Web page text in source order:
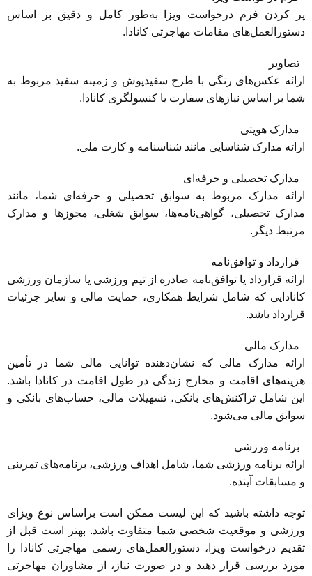
پر کردن فرم درخواست ویزا به‌طور کامل و دقیق بر اساس
دستورالعمل‌های مقامات مهاجرتی کانادا.
تصاویر
ارائه عکس‌های رنگی با طرح سفیدپوش و زمینه سفید مربوط به
شما بر اساس نیازهای سفارت یا کنسولگری کانادا.
مدارک هویتی
ارائه مدارک شناسایی مانند شناسنامه و کارت ملی.
مدارک تحصیلی و حرفه‌ای
ارائه مدارک مربوط به سوابق تحصیلی و حرفه‌ای شما، مانند
مدارک تحصیلی، گواهی‌نامه‌ها، سوابق شغلی، مجوزها و مدارک
مرتبط دیگر.
قرارداد و توافق‌نامه
ارائه قرارداد یا توافق‌نامه صادره از تیم ورزشی یا سازمان ورزشی
کانادایی که شامل شرایط همکاری، حمایت مالی و سایر جزئیات
قرارداد باشد.
مدارک مالی
ارائه مدارک مالی که نشان‌دهنده توانایی مالی شما در تأمین
هزینه‌های اقامت و مخارج زندگی در طول اقامت در کانادا باشد.
این شامل تراکنش‌های بانکی، تسهیلات مالی، حساب‌های بانکی و
سوابق مالی می‌شود.
برنامه ورزشی
ارائه برنامه ورزشی شما، شامل اهداف ورزشی، برنامه‌های تمرینی
و مسابقات آینده.
توجه داشته باشید که این لیست ممکن است براساس نوع ویزای
ورزشی و موقعیت شخصی شما متفاوت باشد. بهتر است قبل از
تقدیم درخواست ویزا، دستورالعمل‌های رسمی مهاجرتی کانادا را
مورد بررسی قرار دهید و در صورت نیاز، از مشاوران مهاجرتی